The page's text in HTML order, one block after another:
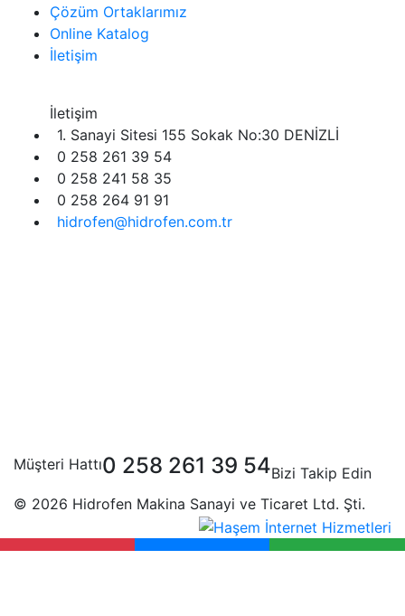
Çözüm Ortaklarımız
Online Katalog
İletişim
İletişim
1. Sanayi Sitesi 155 Sokak No:30 DENİZLİ
0 258 261 39 54
0 258 241 58 35
0 258 264 91 91
hidrofen@hidrofen.com.tr
Müşteri Hattı0 258 261 39 54Bizi Takip Edin
© 2026 Hidrofen Makina Sanayi ve Ticaret Ltd. Şti.